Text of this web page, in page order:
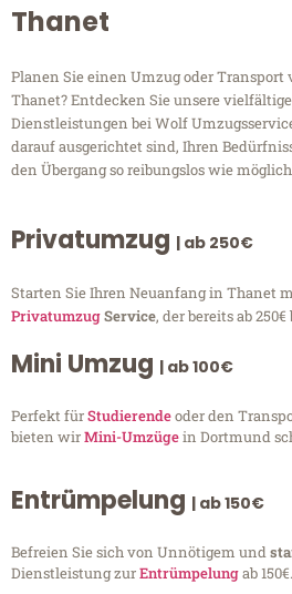
Thanet
Planen Sie einen Umzug oder
Thanet? Entdecken Sie unsere
Dienstleistungen bei Wolf
darauf ausgerichtet sind, Ihren
den Übergang so reibungslos wie
Privatumzug | ab 250€
Starten Sie Ihren Neuanfang in Thanet
PrivatumzugService, der bereits ab
Mini Umzug | ab 100€
Perfekt fürStudierendeoder den
bieten wirMini-Umzügein Dortmund
Entrümpelung | ab 150€
Befreien Sie sich von Unnötigem und
Dienstleistung zurEntrümpelungab 150€.